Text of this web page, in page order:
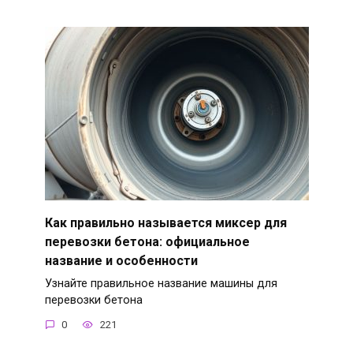
Как правильно называется миксер для
перевозки бетона: официальное
название и особенности
Узнайте правильное название машины для
перевозки бетона
0 221